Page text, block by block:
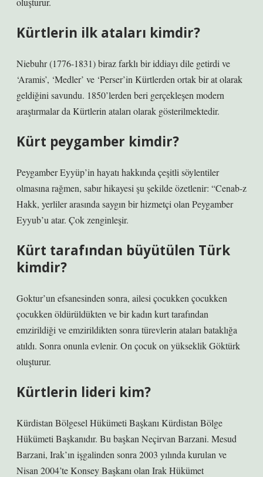
Kürtlerin ilk ataları kimdir?
Niebuhr (1776-1831) biraz farklı bir iddiayı dile getirdi ve
‘Aramis’, ‘Medler’ ve ‘Perser’in Kürtlerden ortak bir at olarak
geldiğini savundu. 1850’lerden beri gerçekleşen modern
araştırmalar da Kürtlerin ataları olarak gösterilmektedir.
Kürt peygamber kimdir?
Peygamber Eyyüp’in hayatı hakkında çeşitli söylentiler
olmasına rağmen, sabır hikayesi şu şekilde özetlenir: “Cenab-z
Hakk, yerliler arasında saygın bir hizmetçi olan Peygamber
Eyyub’u atar. Çok zenginleşir.
Kürt tarafından büyütülen Türk
kimdir?
Goktur’un efsanesinden sonra, ailesi çocukken çocukken
çocukken öldürüldükten ve bir kadın kurt tarafından
emzirildiği ve emzirildikten sonra türevlerin ataları bataklığa
atıldı. Sonra onunla evlenir. On çocuk on yükseklik Göktürk
oluşturur.
Kürtlerin lideri kim?
Kürdistan Bölgesel Hükümeti Başkanı Kürdistan Bölge
Hükümeti Başkanıdır. Bu başkan Neçirvan Barzani. Mesud
Barzani, Irak’ın işgalinden sonra 2003 yılında kurulan ve
Nisan 2004’te Konsey Başkanı olan Irak Hükümet